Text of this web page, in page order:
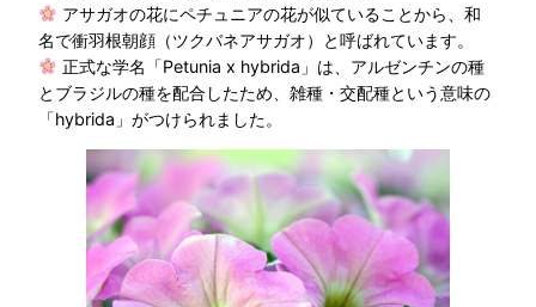
アサガオの花にペチュニアの花が似ていることから、和
名で衝羽根朝顔（ツクバネアサガオ）と呼ばれています。
正式な学名「Petunia x hybrida」は、アルゼンチンの種
とブラジルの種を配合したため、雑種・交配種という意味の
「hybrida」がつけられました。